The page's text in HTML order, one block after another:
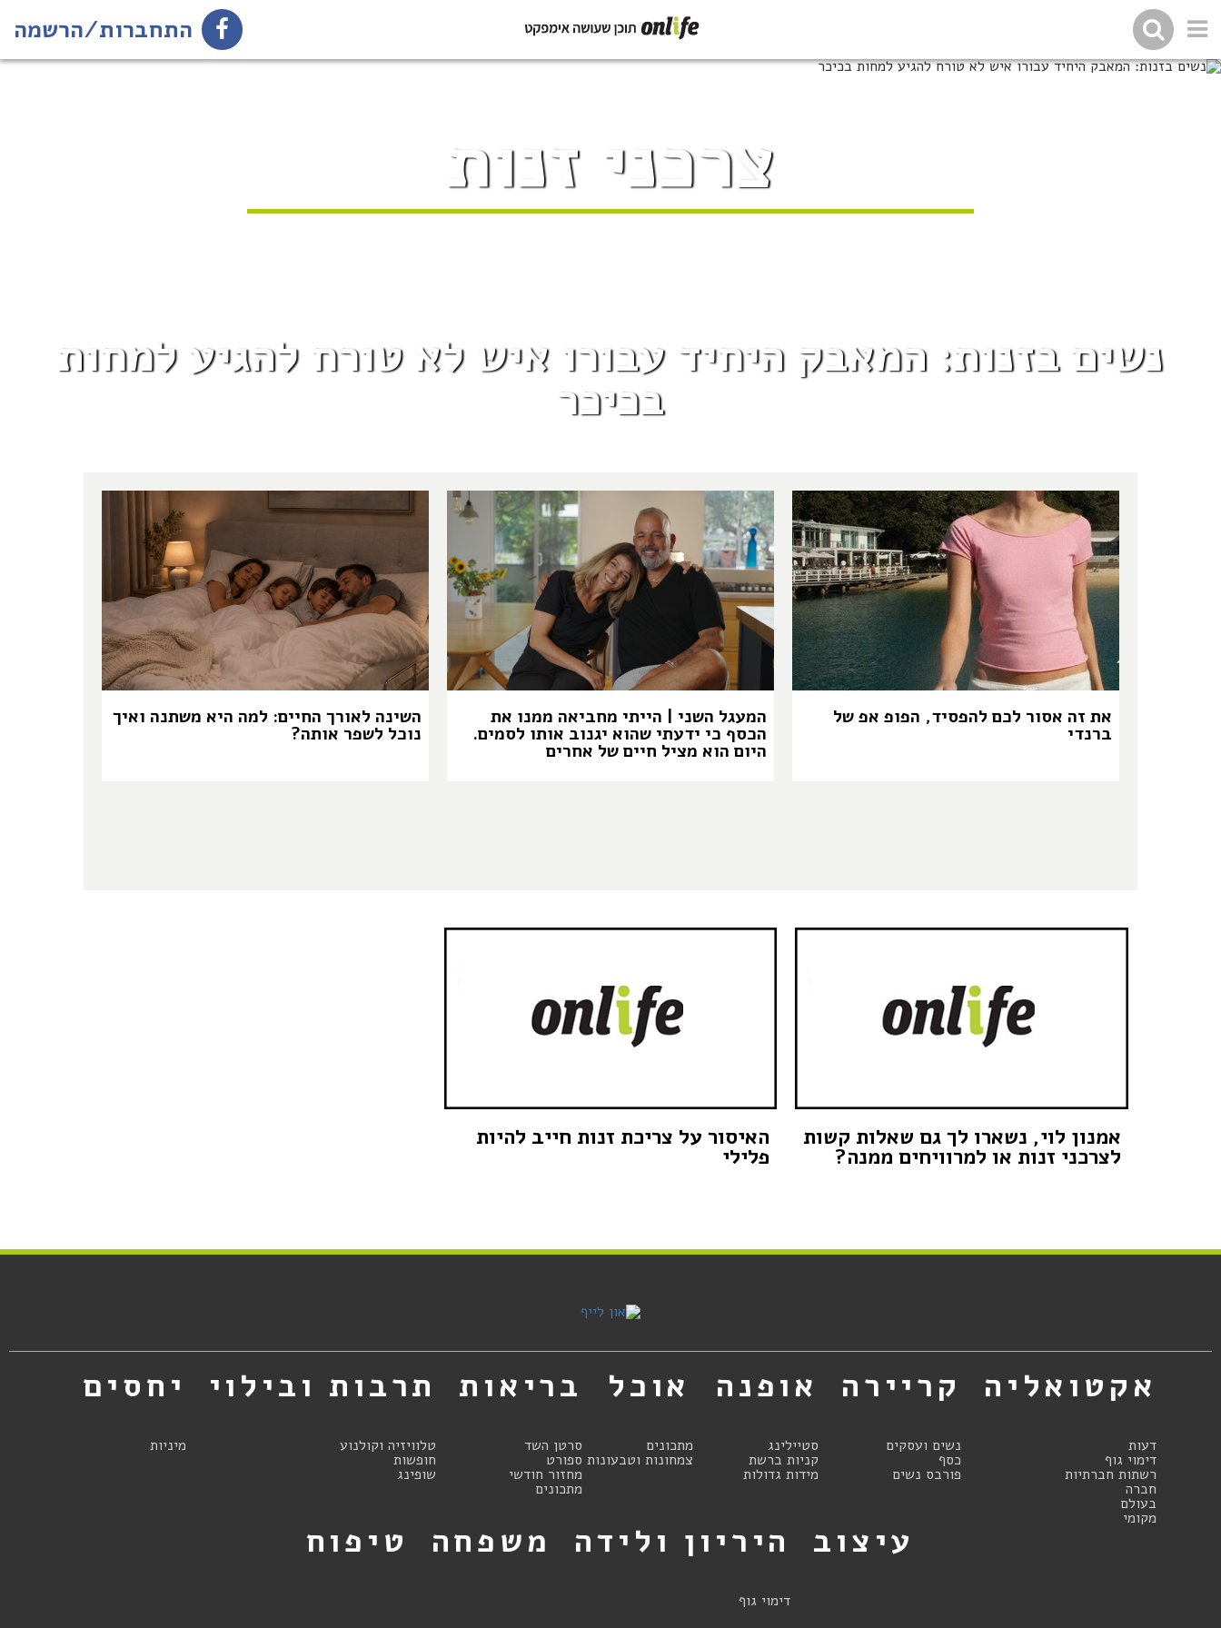
התחברות/הרשמה
צרכני זנות
נשים בזנות: המאבק היחיד עבורו איש לא טורח להגיע למחות
בכיכר
את זה אסור לכם להפסיד, הפופ אפ של
ברנדי
המעגל השני | הייתי מחביאה ממנו את
הכסף כי ידעתי שהוא יגנוב אותו לסמים.
היום הוא מציל חיים של אחרים
השינה לאורך החיים: למה היא משתנה ואיך
נוכל לשפר אותה?
אמנון לוי, נשארו לך גם שאלות קשות
לצרכני זנות או למרוויחים ממנה?
האיסור על צריכת זנות חייב להיות
פלילי
אקטואליה
דעות
דימוי גוף
רשתות חברתיות
חברה
בעולם
מקומי
קריירה
נשים ועסקים
כסף
פורבס נשים
אופנה
סטיילינג
קניות ברשת
מידות גדולות
אוכל
מתכונים
צמחונות וטבעונות
בריאות
סרטן השד
ספורט
מחזור חודשי
מתכונים
תרבות ובילוי
טלוויזיה וקולנוע
חופשות
שופינג
יחסים
מיניות
עיצוב היריון ולידה
דימוי גוף
משפחה טיפוח